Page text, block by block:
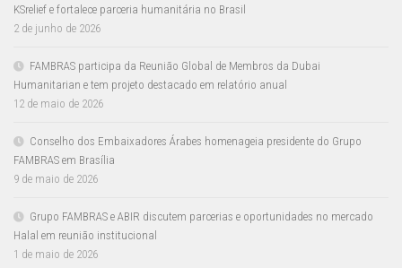
KSrelief e fortalece parceria humanitária no Brasil
2 de junho de 2026
FAMBRAS participa da Reunião Global de Membros da Dubai
Humanitarian e tem projeto destacado em relatório anual
12 de maio de 2026
Conselho dos Embaixadores Árabes homenageia presidente do Grupo
FAMBRAS em Brasília
9 de maio de 2026
Grupo FAMBRAS e ABIR discutem parcerias e oportunidades no mercado
Halal em reunião institucional
1 de maio de 2026